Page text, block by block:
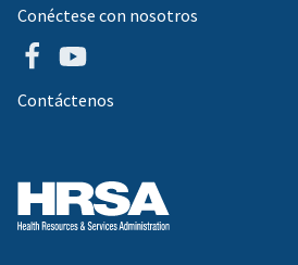
Conéctese con nosotros
Contáctenos